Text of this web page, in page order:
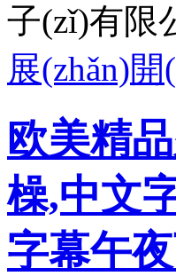
子(zǐ)有限
展(zhǎn)開
欧美精
橾,中文
字幕午